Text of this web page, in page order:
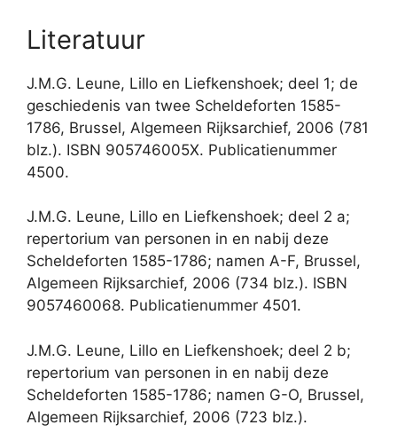
Literatuur
J.M.G. Leune, Lillo en Liefkenshoek; deel 1; de
geschiedenis van twee Scheldeforten 1585-
1786, Brussel, Algemeen Rijksarchief, 2006 (781
blz.). ISBN 905746005X. Publicatienummer
4500.
J.M.G. Leune, Lillo en Liefkenshoek; deel 2 a;
repertorium van personen in en nabij deze
Scheldeforten 1585-1786; namen A-F, Brussel,
Algemeen Rijksarchief, 2006 (734 blz.). ISBN
9057460068. Publicatienummer 4501.
J.M.G. Leune, Lillo en Liefkenshoek; deel 2 b;
repertorium van personen in en nabij deze
Scheldeforten 1585-1786; namen G-O, Brussel,
Algemeen Rijksarchief, 2006 (723 blz.).